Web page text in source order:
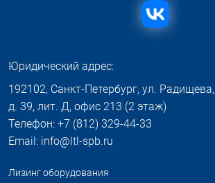
Юридический адрес:
192102, Санкт-Петербург, ул. Радищева,
д. 39, лит. Д, офис 213 (2 этаж)
Телефон: +7 (812) 329-44-33
Email: info@ltl-spb.ru
Лизинг оборудования